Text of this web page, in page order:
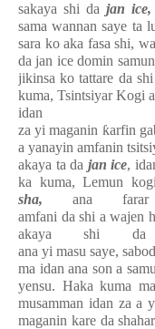
sakaya shi da jan ice,
sama wannan saye ta
sara ko aka fasa shi,
da jan ice domin
jikinsa ko tattare da
kuma, Tsintsiyar Kogi
idan
za yi maganin ƙarfin
a yanayin amfanin
akaya ta da jan ice,
ka kuma, Lemun
sha,ana
amfani da shi a wajen
akaya shi
ana yi masu saye,
ma idan ana son a
yensu. Haka kuma
musamman idan za a
maganin kare da